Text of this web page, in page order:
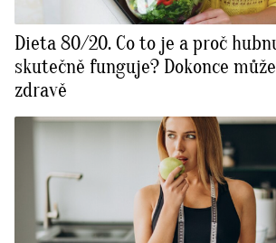
Dieta 80/20. Co to je a proč
skutečně funguje? Dokonce
zdravě